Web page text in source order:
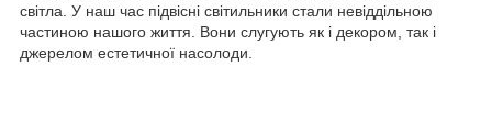
світла. У наш час підвісні світильники стали невіддільною
частиною нашого життя. Вони слугують як і декором, так і
джерелом естетичної насолоди.